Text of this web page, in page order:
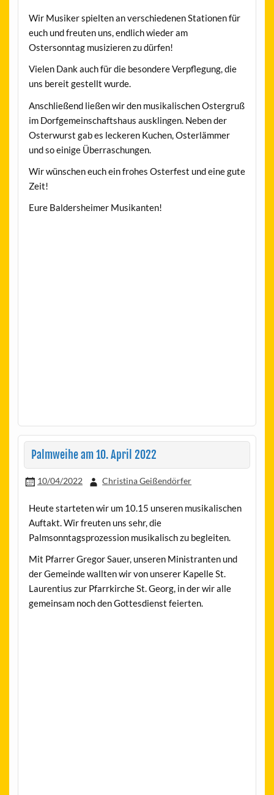
Wir Musiker spielten an verschiedenen Stationen für
euch und freuten uns, endlich wieder am
Ostersonntag musizieren zu dürfen!
Vielen Dank auch für die besondere Verpflegung, die
uns bereit gestellt wurde.
Anschließend ließen wir den musikalischen Ostergruß
im Dorfgemeinschaftshaus ausklingen. Neben der
Osterwurst gab es leckeren Kuchen, Osterlämmer
und so einige Überraschungen.
Wir wünschen euch ein frohes Osterfest und eine gute
Zeit!
Eure Baldersheimer Musikanten!
Palmweihe am 10. April 2022
10/04/2022 Christina Geißendörfer
Heute starteten wir um 10.15 unseren musikalischen
Auftakt. Wir freuten uns sehr, die
Palmsonntagsprozession musikalisch zu begleiten.
Mit Pfarrer Gregor Sauer, unseren Ministranten und
der Gemeinde wallten wir von unserer Kapelle St.
Laurentius zur Pfarrkirche St. Georg, in der wir alle
gemeinsam noch den Gottesdienst feierten.